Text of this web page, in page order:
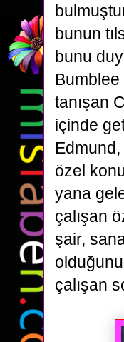
bunun
bunu
Bumblee
tanışan
içinde
Edmund,
özel
yana
çalışan
şair,
çalışan